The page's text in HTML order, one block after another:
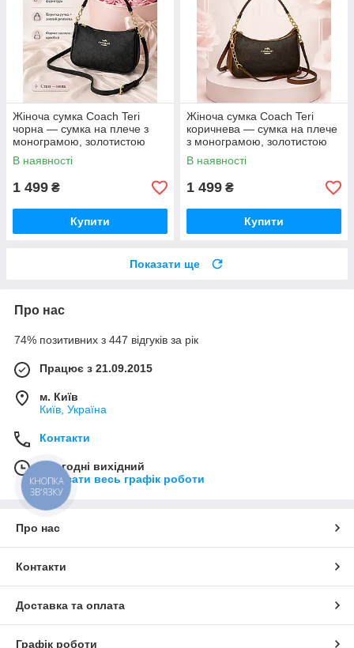
Жіноча сумка Coach Teri
чорна — сумка на плече з
монограмою, золотистою
фурнітурою та ремінцем
В наявності
1 499 ₴
Купити
Жіноча сумка Coach Teri
коричнева — сумка на плече
з монограмою, золотистою
фурнітурою та ремінцем
В наявності
1 499 ₴
Купити
Показати ще
Про нас
74% позитивних з 447 відгуків за рік
Працює з 21.09.2015
м. Київ
Київ, Україна
Контакти
Сьогодні вихідний
Показати весь графік роботи
Про нас
Контакти
Доставка та оплата
Графік роботи
КНОПКА
ЗВ'ЯЗКУ